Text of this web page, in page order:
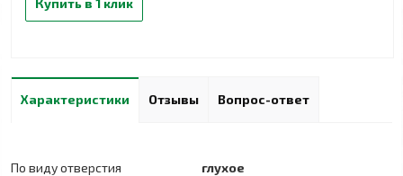
Характеристики Отзывы Вопрос-ответ
По виду отверстия глухое